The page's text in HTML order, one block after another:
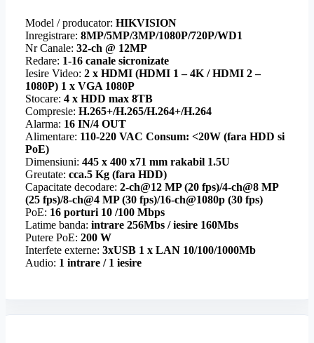
Trimite solicitarea
Model / producator: HIKVISION
Inregistrare: 8MP/5MP/3MP/1080P/720P/WD1
Nr Canale: 32-ch @ 12MP
Redare: 1-16 canale sicronizate
Iesire Video: 2 x HDMI (HDMI 1 – 4K / HDMI 2 –
1080P) 1 x VGA 1080P
Stocare: 4 x HDD max 8TB
Compresie: H.265+/H.265/H.264+/H.264
Alarma: 16 IN/4 OUT
Alimentare: 110-220 VAC Consum: <20W (fara HDD si
PoE)
Dimensiuni: 445 x 400 x71 mm rakabil 1.5U
Greutate: cca.5 Kg (fara HDD)
Capacitate decodare: 2-ch@12 MP (20 fps)/4-ch@8 MP
(25 fps)/8-ch@4 MP (30 fps)/16-ch@1080p (30 fps)
PoE: 16 porturi 10 /100 Mbps
Latime banda: intrare 256Mbs / iesire 160Mbs
Putere PoE: 200 W
Interfete externe: 3xUSB 1 x LAN 10/100/1000Mb
Audio: 1 intrare / 1 iesire